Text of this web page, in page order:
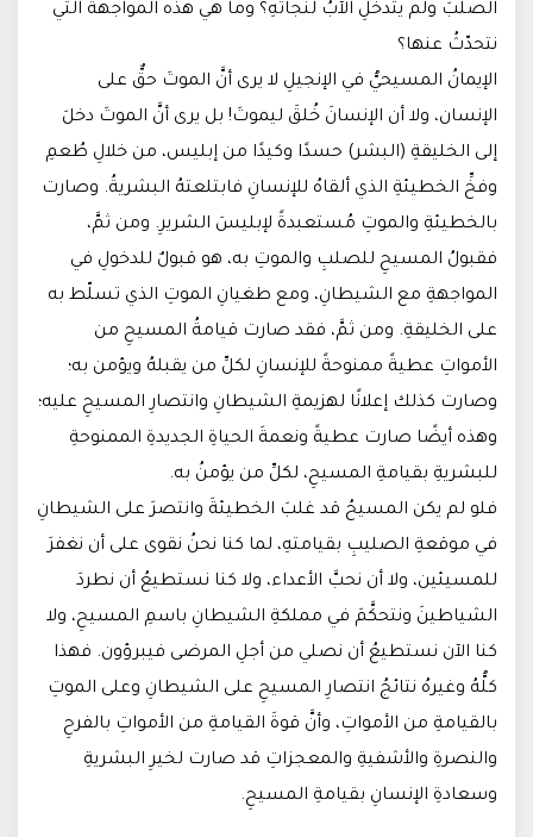
الصلبَ ولم يتدخّلِ الآبُ لنجاتهِ؟ وما هي هذه المواجهةُ التي
نتحدّثُ عنها؟
الإيمانُ المسيحيُّ في الإنجيلِ لا يرى أنَّ الموتَ حقٌّ على
الإنسان، ولا أن الإنسانَ خُلقَ ليموتَ! بل يرى أنَّ الموتَ دخلَ
إلى الخليقةِ (البشر) حسدًا وكيدًا من إبليس، من خلالِ طُعمِ
وفخِّ الخطيئةِ الذي ألقاهُ للإنسانِ فابتلعتهُ البشريةُ. وصارت
بالخطيئةِ والموتِ مُستعبدةً لإبليسَ الشريرِ. ومن ثمَّ،
فقبولُ المسيحِ للصلبِ والموتِ به، هو قبولٌ للدخولِ في
المواجهةِ مع الشيطانِ، ومع طغيانِ الموتِ الذي تسلّط به
على الخليقةِ. ومن ثمَّ، فقد صارت قيامةُ المسيحِ من
الأمواتِ عطيةً ممنوحةً للإنسانِ لكلِّ من يقبلهُ ويؤمن به؛
وصارت كذلك إعلانًا لهزيمةِ الشيطانِ وانتصارِ المسيحِ عليه؛
وهذه أيضًا صارت عطيةً ونعمةَ الحياةِ الجديدةِ الممنوحةِ
للبشريةِ بقيامةِ المسيحِ، لكلِّ من يؤمنُ به.
فلو لم يكن المسيحُ قد غلبَ الخطيئةَ وانتصرَ على الشيطانِ
في موقعةِ الصليبِ بقيامتهِ، لما كنا نحنُ نقوى على أن نغفرَ
للمسيئين، ولا أن نحبَّ الأعداء، ولا كنا نستطيعُ أن نطردَ
الشياطينَ ونتحكَّمَ في مملكةِ الشيطانِ باسمِ المسيحِ، ولا
كنا الآن نستطيعُ أن نصلي من أجلِ المرضى فيبرؤون. فهذا
كلُّهُ وغيرهُ نتائجُ انتصارِ المسيحِ على الشيطانِ وعلى الموتِ
بالقيامةِ من الأمواتِ، وأنَّ قوةَ القيامةِ من الأمواتِ بالفرحِ
والنصرةِ والأشفيةِ والمعجزاتِ قد صارت لخيرِ البشريةِ
وسعادةِ الإنسانِ بقيامةِ المسيحِ.